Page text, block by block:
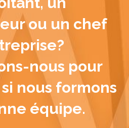
ou un chef
nous pour
nous formons
équipe.